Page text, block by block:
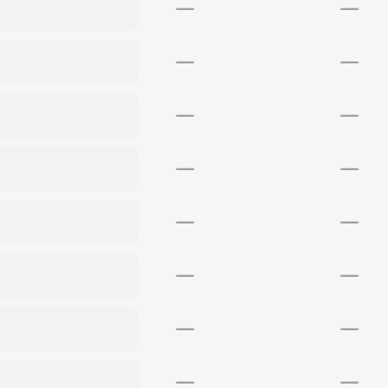
— —
— —
— —
— —
— —
— —
— —
— —